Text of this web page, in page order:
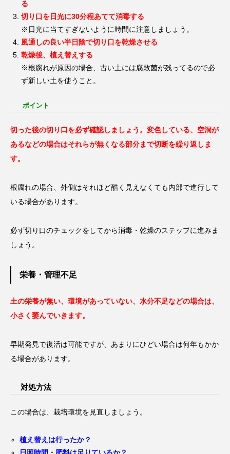
る
切り口を日光に30分程あてて消毒する
※日光に当てすぎないように時間に注意しましょう。
風通しの良い半日陰で切り口を乾燥させる
乾燥後、植え替えする
※根腐れが原因の場合、古い土には腐敗菌が残ってるので必
ず新しい土を使うこと。
ポイント
切った後の切り口を必ず確認しましょう。変色している、空洞が
あるなどの場合はそれらが無くなる部分まで切断を繰り返しま
す。
根腐れの場合、外側はそれほど酷く見えなくても内部で進行して
いる場合があります。
必ず切り口のチェックをしてから消毒・乾燥のステップに進みま
しょう。
栄養・管理不足
土の栄養が無い、環境があっていない、水分不足などの場合は、
小さく萎んでいきます。
早期発見で復活は可能ですが、あまりにひどい場合は何年もかか
る場合があります。
対処方法
この場合は、栽培環境を見直しましょう。
植え替えは行ったか？